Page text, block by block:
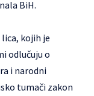
BiH.
kojih je
odlučuju o
i narodni
tumači zakon